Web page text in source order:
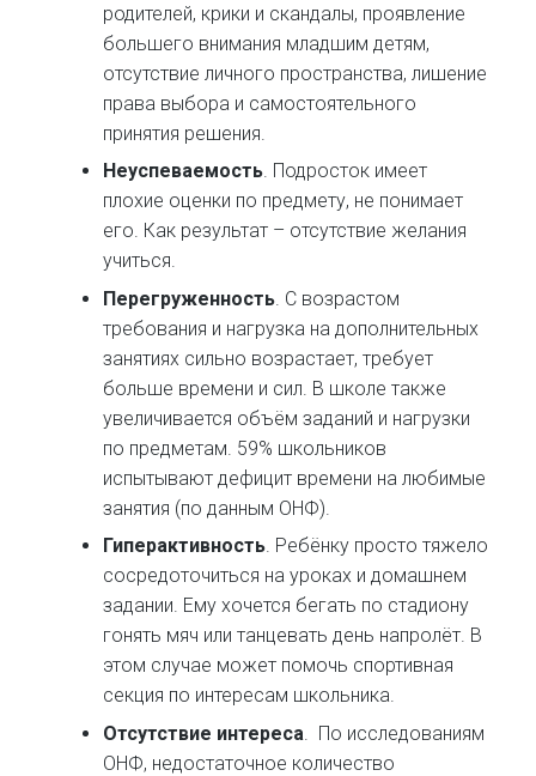
родителей, крики и скандалы, проявление
большего внимания младшим детям,
отсутствие личного пространства, лишение
права выбора и самостоятельного
принятия решения.
Неуспеваемость. Подросток имеет
плохие оценки по предмету, не понимает
его. Как результат – отсутствие желания
учиться.
Перегруженность . С возрастом
требования и нагрузка на дополнительных
занятиях сильно возрастает, требует
больше времени и сил. В школе также
увеличивается объём заданий и нагрузки
по предметам. 59% школьников
испытывают дефицит времени на любимые
занятия (по данным ОНФ).
Гиперактивность. Ребёнку просто тяжело
сосредоточиться на уроках и домашнем
задании. Ему хочется бегать по стадиону
гонять мяч или танцевать день напролёт. В
этом случае может помочь спортивная
секция по интересам школьника.
Отсутствие интереса . По исследованиям
ОНФ, недостаточное количество